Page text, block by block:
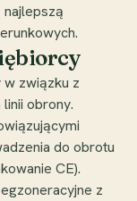
najlepszą
związku z
obrony.
do obrotu
CE).
z